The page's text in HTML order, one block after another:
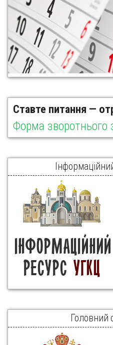
Ставте питання —
Форма зворотнього
Головний